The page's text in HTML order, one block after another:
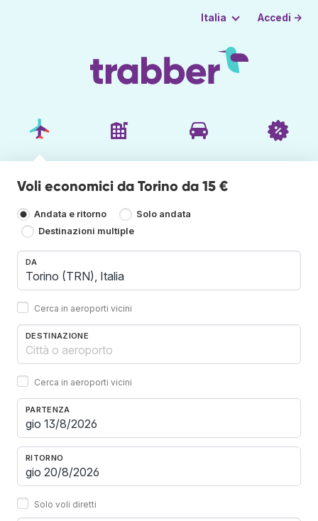
Italia Accedi →
Voli economici da Torino da 15 €
Andata e ritorno
Solo andata
Destinazioni multiple
DA
Cerca in aeroporti vicini
DESTINAZIONE
Cerca in aeroporti vicini
PARTENZA
RITORNO
Solo voli diretti